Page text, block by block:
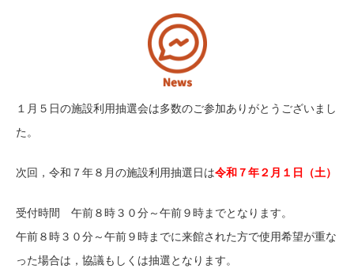
軽運動室
利用案内 Guide
ご利用お申込み
ご利用前の準備
１月５日の施設利用抽選会は多数のご参加ありがとうございまし
た。
次回，令和７年８月の施設利用抽選日は令和７年２月１日（土）
受付時間 午前８時３０分～午前９時までとなります。
午前８時３０分～午前９時までに来館された方で使用希望が重な
った場合は，協議もしくは抽選となります。